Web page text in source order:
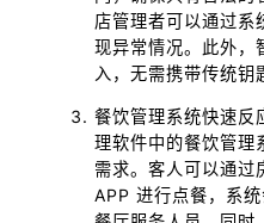
店管理者可以通过系
现异常情况。此外，
入，无需携带传统钥
餐饮管理系统快速反
理软件中的餐饮管理
需求。客人可以通过
APP 进行点餐，系